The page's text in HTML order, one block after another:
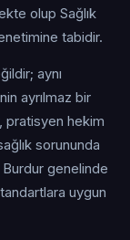
olup Sağlık
tabidir.
aynı
ayrılmaz bir
pratisyen hekim
sorununda
Burdur genelinde
uygun